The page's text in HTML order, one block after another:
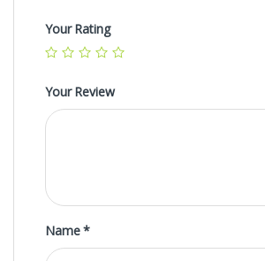
Your Rating
Your Review
Name*